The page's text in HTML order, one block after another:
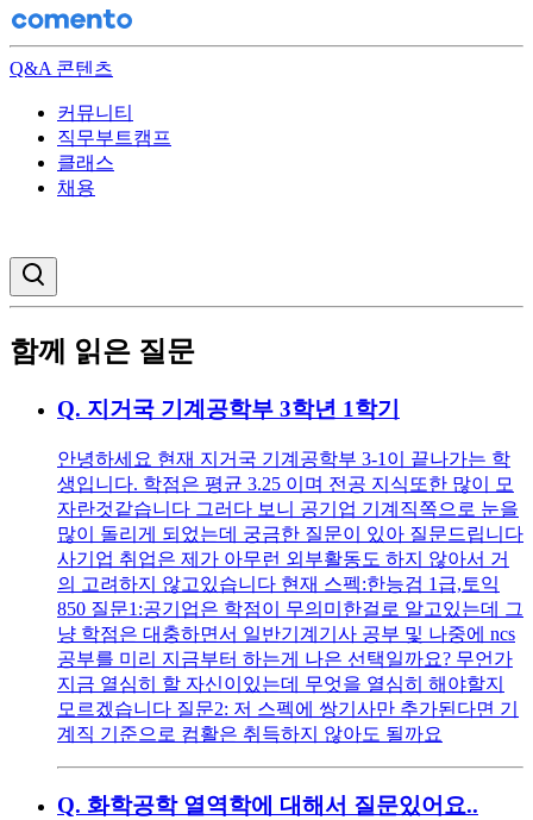
Q&A 콘텐츠
커뮤니티
직무부트캠프
클래스
채용
함께 읽은 질문
Q. 지거국 기계공학부 3학년 1학기
안녕하세요 현재 지거국 기계공학부 3-1이 끝나가는 학
생입니다. 학점은 평균 3.25 이며 전공 지식또한 많이 모
자란것같습니다 그러다 보니 공기업 기계직쪽으로 눈을
많이 돌리게 되었는데 궁금한 질문이 있아 질문드립니다
사기업 취업은 제가 아무런 외부활동도 하지 않아서 거
의 고려하지 않고있습니다 현재 스펙:한능검 1급,토익
850 질문1:공기업은 학점이 무의미한걸로 알고있는데 그
냥 학점은 대충하면서 일반기계기사 공부 및 나중에 ncs
공부를 미리 지금부터 하는게 나은 선택일까요? 무언가
지금 열심히 할 자신이있는데 무엇을 열심히 해야할지
모르겠습니다 질문2: 저 스펙에 쌍기사만 추가된다면 기
계직 기준으로 컴활은 취득하지 않아도 될까요
Q. 화학공학 열역학에 대해서 질문있어요..